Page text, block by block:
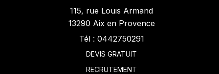
115, rue Louis Armand
13290 Aix en Provence
Tél : 0442750291
DEVIS GRATUIT
RECRUTEMENT